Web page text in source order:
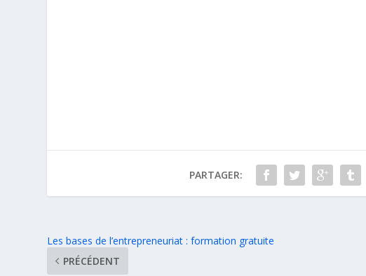
PARTAGER:
Les bases de l’entrepreneuriat : formation gratuite
PRÉCÉDENT